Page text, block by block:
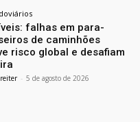
falhas em para-
de caminhões
risco global e desafiam
- 5 de agosto de 2026